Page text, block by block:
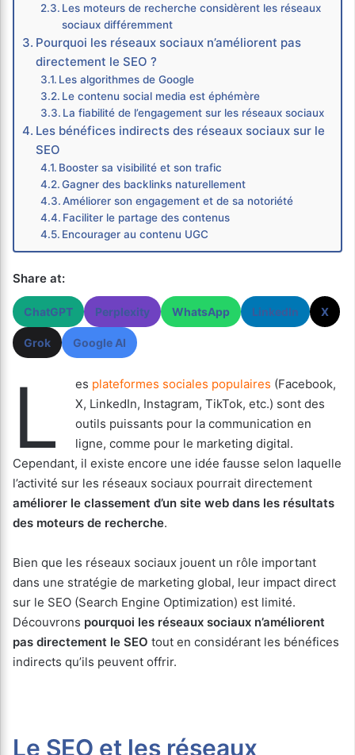
Les moteurs de recherche considèrent les réseaux
sociaux différemment
Pourquoi les réseaux sociaux n’améliorent pas
directement le SEO ?
Les algorithmes de Google
Le contenu social media est éphémère
La fiabilité de l’engagement sur les réseaux sociaux
Les bénéfices indirects des réseaux sociaux sur le
SEO
Booster sa visibilité et son trafic
Gagner des backlinks naturellement
Améliorer son engagement et de sa notoriété
Faciliter le partage des contenus
Encourager au contenu UGC
Share at:
ChatGPT Perplexity WhatsApp LinkedIn X
Grok Google AI
L es plateformes sociales populaires (Facebook,
X, LinkedIn, Instagram, TikTok, etc.) sont des
outils puissants pour la communication en
ligne, comme pour le marketing digital.
Cependant, il existe encore une idée fausse selon laquelle
l’activité sur les réseaux sociaux pourrait directement
améliorer le classement d’un site web dans les résultats
des moteurs de recherche.
Bien que les réseaux sociaux jouent un rôle important
dans une stratégie de marketing global, leur impact direct
sur le SEO (Search Engine Optimization) est limité.
Découvrons pourquoi les réseaux sociaux n’améliorent
pas directement le SEO tout en considérant les bénéfices
indirects qu’ils peuvent offrir.
Le SEO et les réseaux